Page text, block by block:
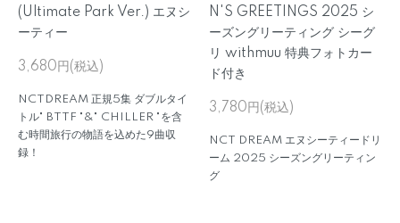
(Ultimate Park Ver.) エヌシ
ーティー
3,680円(税込)
NCTDREAM 正規5集 ダブルタイ
トル" BTTF "&" CHILLER "を含
む時間旅行の物語を込めた9曲収
録！
N'S GREETINGS 2025 シ
ーズングリーティング シーグ
リ withmuu 特典フォトカー
ド付き
3,780円(税込)
NCT DREAM エヌシーティードリ
ーム 2025 シーズングリーティン
グ